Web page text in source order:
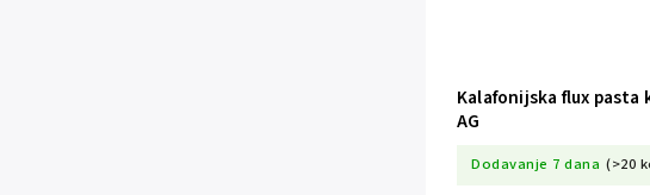
Kalafonijska flux pasta
AG
Dodavanje 7 dana (>20